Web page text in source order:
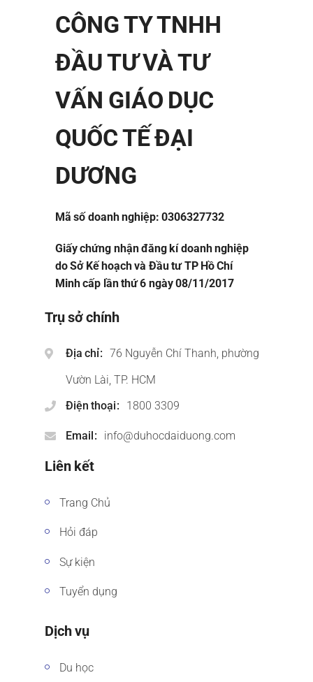
CÔNG TY TNHH
ĐẦU TƯ VÀ TƯ
VẤN GIÁO DỤC
QUỐC TẾ ĐẠI
DƯƠNG
Mã số doanh nghiệp: 0306327732
Giấy chứng nhận đăng kí doanh nghiệp
do Sở Kế hoạch và Đầu tư TP Hồ Chí
Minh cấp lần thứ 6 ngày 08/11/2017
Trụ sở chính
Địa chỉ
76 Nguyễn Chí Thanh, phường
Vườn Lài, TP. HCM
Điện thoại
1800 3309
Email info@duhocdaiduong.com
Liên kết
Trang Chủ
Hỏi đáp
Sự kiện
Tuyển dụng
Dịch vụ
Du học